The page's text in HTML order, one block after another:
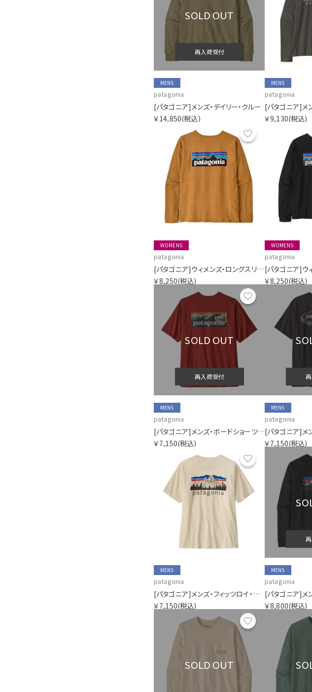
SOLD OUT
再入荷受付
MENS
patagonia
[パタゴニア]メンズ・デイリー・クルー
￥14,850(税込)
MENS
patagonia
￥9,130(税込)
WOMENS
patagonia
[パタゴニア]ウィメンズ・ロングスリーブ・P-6ロゴ・レスポンシビリティー
￥8,250(税込)
WOMENS
patagonia
￥8,250(税込)
SOLD OUT
再入荷受付
MENS
patagonia
[パタゴニア]メンズ・ボードショーツ・ロゴ・ポケット・レスポンシビリティー
￥7,150(税込)
MENS
patagonia
￥7,150(税込)
MENS
patagonia
[パタゴニア]メンズ・フィッツロイ・フットヒルズ・Tシャツ
￥7,150(税込)
MENS
patagonia
￥8,800(税込)
SOLD OUT